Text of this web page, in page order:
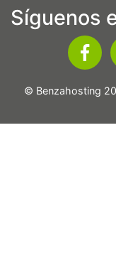
Síguenos
© Benzahosting